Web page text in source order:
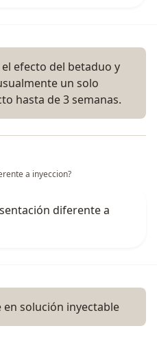
efecto del betaduo y
un solo
hasta de 3 semanas.
a inyeccion?
diferente a
en solución inyectable